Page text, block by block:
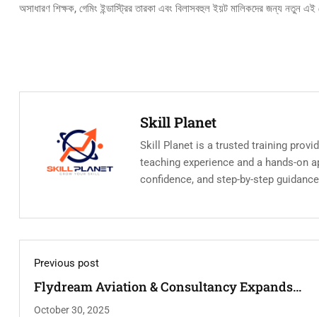
অসাধারণ শিক্ষক, গেমিং ইন্ডাস্ট্রির তারকা এবং বিলাসবহুল ইয়ট মালিকদের জন্য নতুন
Skill Planet
Skill Planet is a trusted training
teaching experience and a hands-on
confidence, and step-by-step
Previous post
Flydream Aviation & Consultancy Expands
Services To Student Visa Consultancy In Dhaka
October 30, 2025